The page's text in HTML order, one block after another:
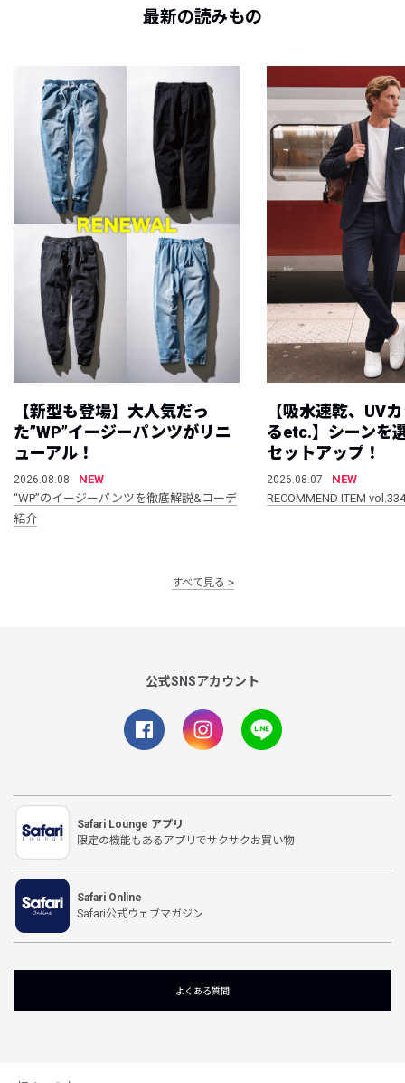
最新の読みもの
【新型も登場】大人気だっ
た”WP”イージーパンツがリニ
ューアル！
2026.08.08
NEW
“WP”のイージーパンツを徹底解説&コーデ
紹介
【吸水速乾、UV
るetc.】シーンを
セットアップ！
2026.08.07
NEW
RECOMMEND ITEM vol.334
すべて見る
公式SNSアカウント
Safari Lounge アプリ
限定の機能もあるアプリでサクサクお買い物
Safari Online
Safari公式ウェブマガジン
よくある質問